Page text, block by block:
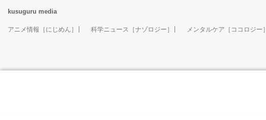
kusuguru media
アニメ情報［にじめん］ 科学ニュース［ナゾロジー］ メンタルケア［ココロジー］